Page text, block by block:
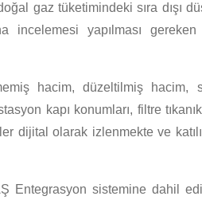
gaz tüketimindeki sıra dışı
incelemesi yapılması
hacim, düzeltilmiş hacim,
kapı konumları, filtre
dijital olarak izlenmekte ve
Entegrasyon sistemine dahil